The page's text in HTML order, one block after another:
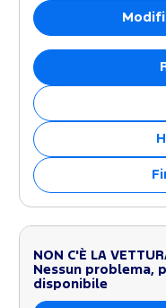
NON C'È LA
Nessun problema,
disponibile